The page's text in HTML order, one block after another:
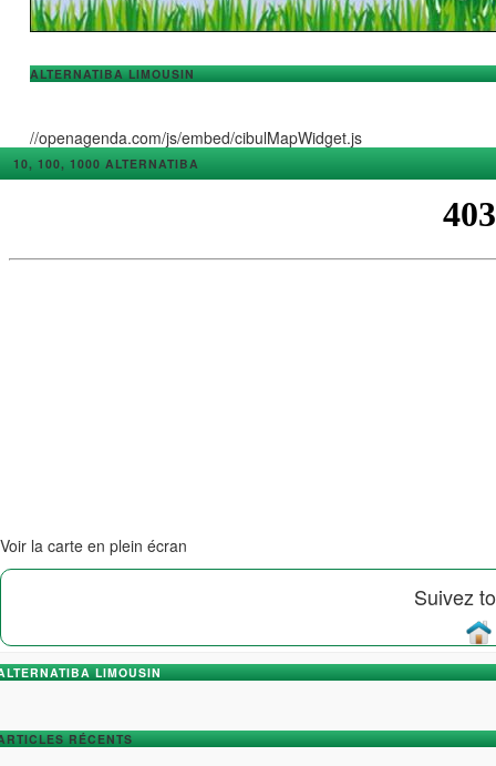
ALTERNATIBA LIMOUSIN
//openagenda.com/js/embed/cibulMapWidget.js
10, 100, 1000 ALTERNATIBA
Voir la carte en plein écran
Suivez
LIMOUSIN
RÉCENTS